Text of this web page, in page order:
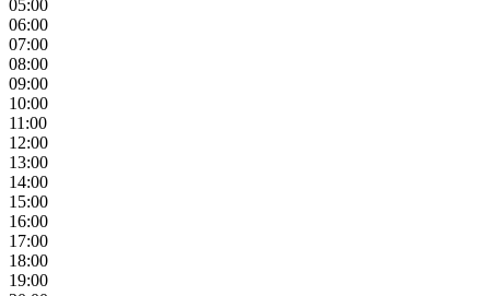
05:00
06:00
07:00
08:00
09:00
10:00
11:00
12:00
13:00
14:00
15:00
16:00
17:00
18:00
19:00